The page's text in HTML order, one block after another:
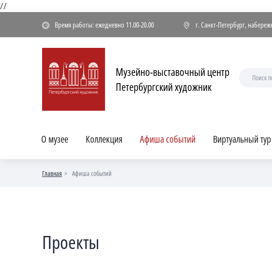
//
Время работы: ежедневно 11.00-20.00 г. Санкт-Петербург,
Музейно-выставочный центр
Петербургский художник
О музее Коллекция Афиша событий Виртуальный тур
Главная Афиша событий
Проекты